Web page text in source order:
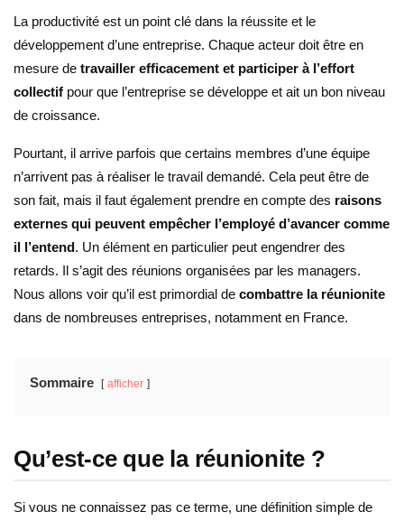
La productivité est un point clé dans la réussite et le
développement d’une entreprise. Chaque acteur doit être en
mesure de travailler efficacement et participer à l’effort
collectif pour que l’entreprise se développe et ait un bon niveau
de croissance.
Pourtant, il arrive parfois que certains membres d’une équipe
n’arrivent pas à réaliser le travail demandé. Cela peut être de
son fait, mais il faut également prendre en compte des raisons
externes qui peuvent empêcher l’employé d’avancer comme
il l’entend. Un élément en particulier peut engendrer des
retards. Il s’agit des réunions organisées par les managers.
Nous allons voir qu’il est primordial de combattre la réunionite
dans de nombreuses entreprises, notamment en France.
Sommaire afficher
Qu’est-ce que la réunionite ?
Si vous ne connaissez pas ce terme, une définition simple de